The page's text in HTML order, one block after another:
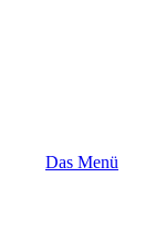
Das Menü